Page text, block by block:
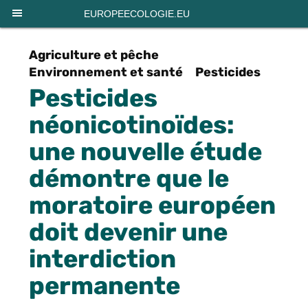
EUROPEECOLOGIE.EU
Agriculture et pêche
Environnement et santé
Pesticides
Pesticides
néonicotinoïdes:
une nouvelle étude
démontre que le
moratoire européen
doit devenir une
interdiction
permanente